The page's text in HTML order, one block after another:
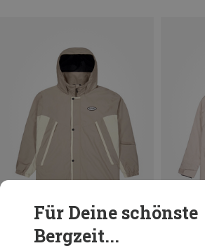
Du sparst 61%
Für Deine schönste
Bergzeit...